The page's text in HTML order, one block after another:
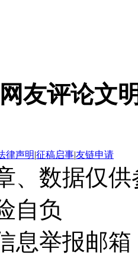
网友评论文
律声明|征稿启事|友链申请
、数据仅
自负
息举报邮箱